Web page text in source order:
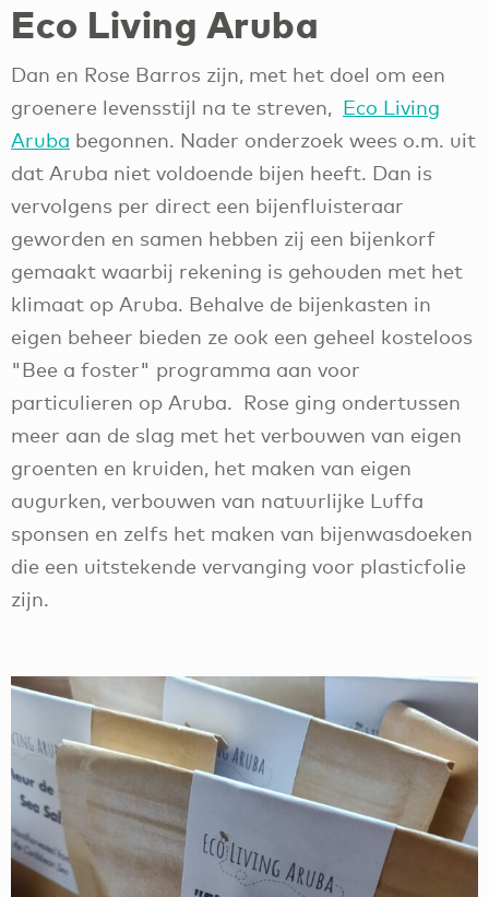
Eco Living Aruba
Dan en Rose Barros zijn, met het doel om een
groenere levensstijl na te streven, Eco Living
Aruba begonnen. Nader onderzoek wees o.m. uit
dat Aruba niet voldoende bijen heeft. Dan is
vervolgens per direct een bijenfluisteraar
geworden en samen hebben zij een bijenkorf
gemaakt waarbij rekening is gehouden met het
klimaat op Aruba. Behalve de bijenkasten in
eigen beheer bieden ze ook een geheel kosteloos
"Bee a foster" programma aan voor
particulieren op Aruba. Rose ging ondertussen
meer aan de slag met het verbouwen van eigen
groenten en kruiden, het maken van eigen
augurken, verbouwen van natuurlijke Luffa
sponsen en zelfs het maken van bijenwasdoeken
die een uitstekende vervanging voor plasticfolie
zijn.